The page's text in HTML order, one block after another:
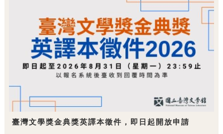
臺灣文學獎金典獎英譯本徵件，即日起開放申請